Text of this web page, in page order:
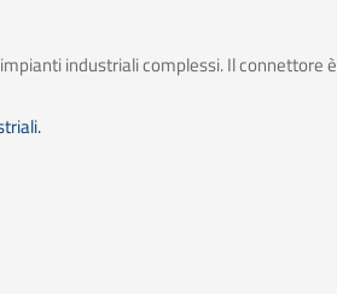
industriali complessi. Il connettore è